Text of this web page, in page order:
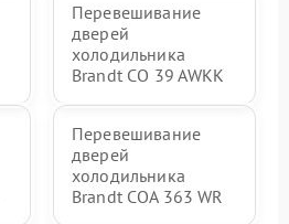
Перевешивание
дверей
холодильника
Brandt CO 39 AWKK
Перевешивание
дверей
холодильника
Brandt COA 363 WR